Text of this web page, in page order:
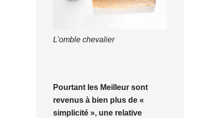
L’omble chevalier
Pourtant les Meilleur sont
revenus à bien plus de «
simplicité », une relative